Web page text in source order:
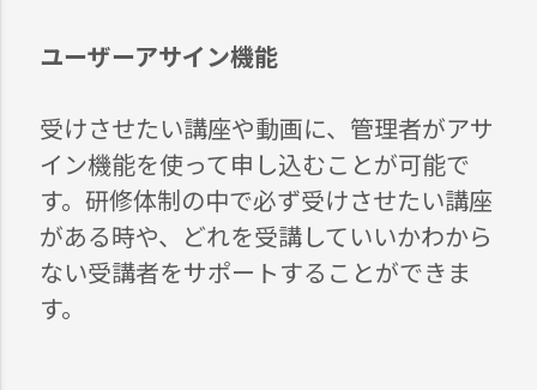
ユーザーアサイン機能
受けさせたい講座や動画に、管理者がアサ
イン機能を使って申し込むことが可能で
す。研修体制の中で必ず受けさせたい講座
がある時や、どれを受講していいかわから
ない受講者をサポートすることができま
す。